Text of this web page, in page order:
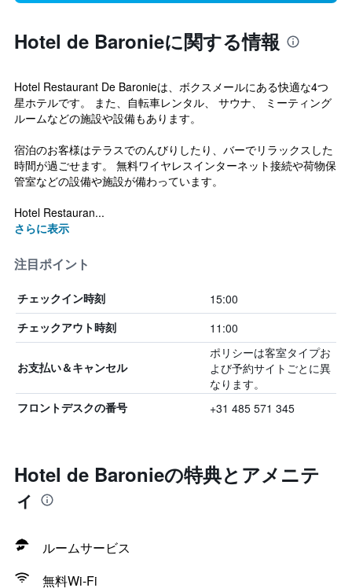
Hotel de Baronieに関する情報
Hotel Restaurant De Baronieは、ボクスメールにある快適な4つ
星ホテルです。 また、自転車レンタル、 サウナ、 ミーティング
ルームなどの施設や設備もあります。
宿泊のお客様はテラスでのんびりしたり、バーでリラックスした
時間が過ごせます。 無料ワイヤレスインターネット接続や荷物保
管室などの設備や施設が備わっています。
Hotel Restauran...
さらに表示
注目ポイント
チェックイン時刻 15:00
チェックアウト時刻 11:00
お支払い＆キャンセル
ポリシーは客室タイプお
よび予約サイトごとに異
なります。
フロントデスクの番号 +31 485 571 345
Hotel de Baronieの特典とアメニテ
ィ
ルームサービス
無料Wi-Fi